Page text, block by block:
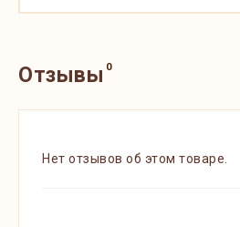
Отзывы 0
Нет отзывов об этом товаре.